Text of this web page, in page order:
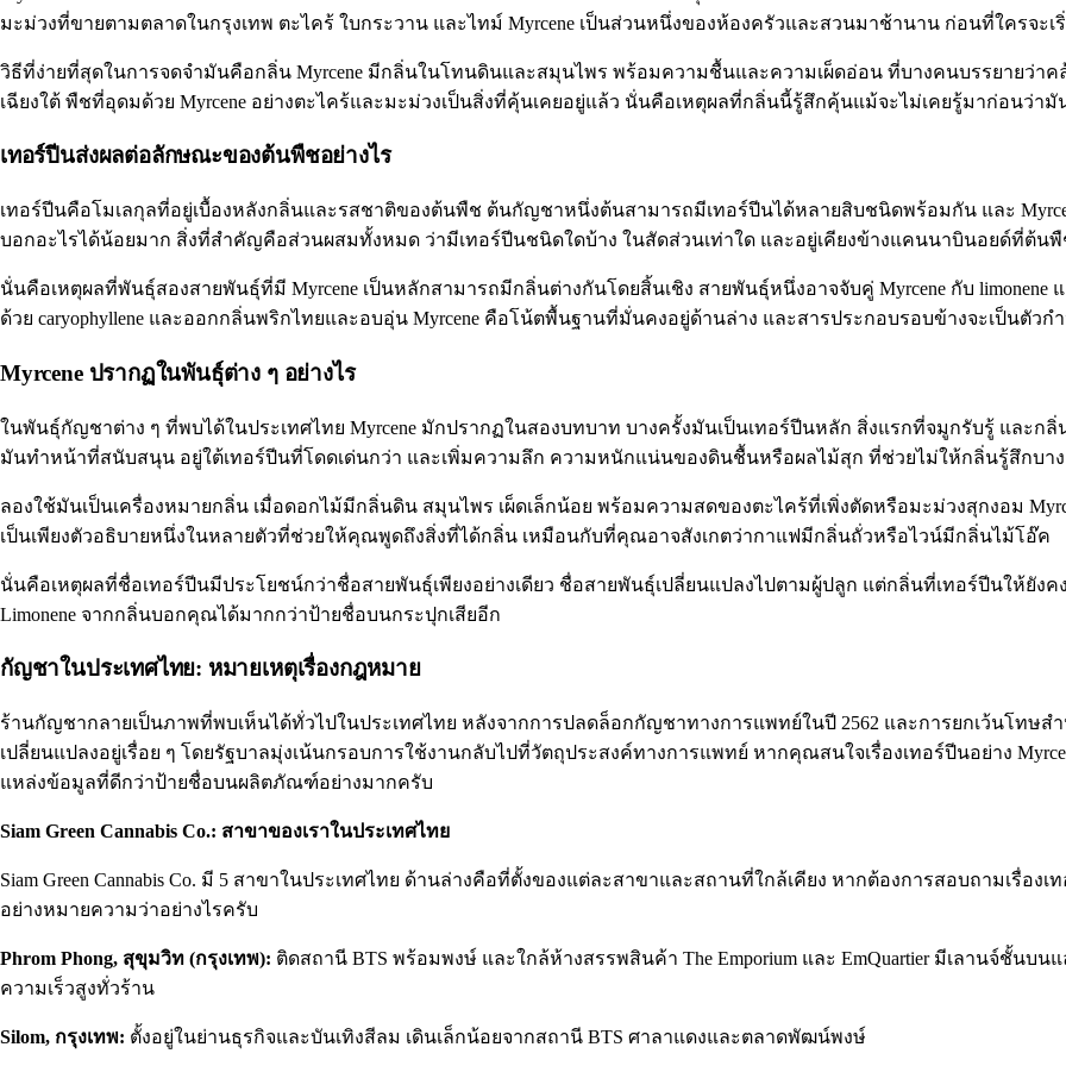
มะม่วงที่ขายตามตลาดในกรุงเทพ ตะไคร้ ใบกระวาน และไทม์ Myrcene เป็นส่วนหนึ่งของห้องครัวและสวนมาช้านาน ก่อนที่ใครจ
วิธีที่ง่ายที่สุดในการจดจำมันคือกลิ่น Myrcene มีกลิ่นในโทนดินและสมุนไพร พร้อมความชื้นและความเผ็ดอ่อน ที่บางคนบรรยายว่า
เฉียงใต้ พืชที่อุดมด้วย Myrcene อย่างตะไคร้และมะม่วงเป็นสิ่งที่คุ้นเคยอยู่แล้ว นั่นคือเหตุผลที่กลิ่นนี้รู้สึกคุ้นแม้จะไม่เคยรู้มาก่อนว่า
เทอร์ปีนส่งผลต่อลักษณะของต้นพืชอย่างไร
เทอร์ปีนคือโมเลกุลที่อยู่เบื้องหลังกลิ่นและรสชาติของต้นพืช ต้นกัญชาหนึ่งต้นสามารถมีเทอร์ปีนได้หลายสิบชนิดพร้อมกัน และ
บอกอะไรได้น้อยมาก สิ่งที่สำคัญคือส่วนผสมทั้งหมด ว่ามีเทอร์ปีนชนิดใดบ้าง ในสัดส่วนเท่าใด และอยู่เคียงข้างแคนนาบินอยด์ที่ต้นพื
นั่นคือเหตุผลที่พันธุ์สองสายพันธุ์ที่มี Myrcene เป็นหลักสามารถมีกลิ่นต่างกันโดยสิ้นเชิง สายพันธุ์หนึ่งอาจจับคู่ Myrcene กับ limonene
ด้วย caryophyllene และออกกลิ่นพริกไทยและอบอุ่น Myrcene คือโน้ตพื้นฐานที่มั่นคงอยู่ด้านล่าง และสารประกอบรอบข้างจะเป็นตัว
Myrcene ปรากฏในพันธุ์ต่าง ๆ อย่างไร
ในพันธุ์กัญชาต่าง ๆ ที่พบได้ในประเทศไทย Myrcene มักปรากฏในสองบทบาท บางครั้งมันเป็นเทอร์ปีนหลัก สิ่งแรกที่จมูกรับรู้ และ
มันทำหน้าที่สนับสนุน อยู่ใต้เทอร์ปีนที่โดดเด่นกว่า และเพิ่มความลึก ความหนักแน่นของดินชื้นหรือผลไม้สุก ที่ช่วยไม่ให้กลิ่นรู้สึกบาง
ลองใช้มันเป็นเครื่องหมายกลิ่น เมื่อดอกไม้มีกลิ่นดิน สมุนไพร เผ็ดเล็กน้อย พร้อมความสดของตะไคร้ที่เพิ่งตัดหรือมะม่วงสุกงอม
เป็นเพียงตัวอธิบายหนึ่งในหลายตัวที่ช่วยให้คุณพูดถึงสิ่งที่ได้กลิ่น เหมือนกับที่คุณอาจสังเกตว่ากาแฟมีกลิ่นถั่วหรือไวน์มีกลิ่นไม้โอ๊ค
นั่นคือเหตุผลที่ชื่อเทอร์ปีนมีประโยชน์กว่าชื่อสายพันธุ์เพียงอย่างเดียว ชื่อสายพันธุ์เปลี่ยนแปลงไปตามผู้ปลูก แต่กลิ่นที่เทอร์ปีนให้ยังคงจ
Limonene จากกลิ่นบอกคุณได้มากกว่าป้ายชื่อบนกระปุกเสียอีก
กัญชาในประเทศไทย: หมายเหตุเรื่องกฎหมาย
ร้านกัญชากลายเป็นภาพที่พบเห็นได้ทั่วไปในประเทศไทย หลังจากการปลดล็อกกัญชาทางการแพทย์ในปี 2562 และการยกเว้นโทษส
เปลี่ยนแปลงอยู่เรื่อย ๆ โดยรัฐบาลมุ่งเน้นกรอบการใช้งานกลับไปที่วัตถุประสงค์ทางการแพทย์ หากคุณสนใจเรื่องเทอร์ปีนอย่าง
แหล่งข้อมูลที่ดีกว่าป้ายชื่อบนผลิตภัณฑ์อย่างมากครับ
Siam Green Cannabis Co.: สาขาของเราในประเทศไทย
Siam Green Cannabis Co. มี 5 สาขาในประเทศไทย ด้านล่างคือที่ตั้งของแต่ละสาขาและสถานที่ใกล้เคียง หากต้องการสอบถามเรื่อ
อย่างหมายความว่าอย่างไรครับ
Phrom Phong, สุขุมวิท (กรุงเทพ): ติดสถานี BTS พร้อมพงษ์ และใกล้ห้างสรรพสินค้า The Emporium และ EmQuartier มีเลานจ์ชั้น
ความเร็วสูงทั่วร้าน
Silom, กรุงเทพ: ตั้งอยู่ในย่านธุรกิจและบันเทิงสีลม เดินเล็กน้อยจากสถานี BTS ศาลาแดงและตลาดพัฒน์พงษ์